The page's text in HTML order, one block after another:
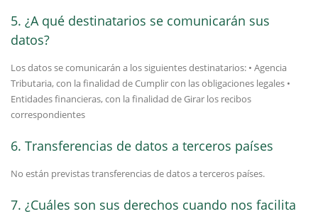
5. ¿A qué destinatarios se comunicarán sus
datos?
Los datos se comunicarán a los siguientes destinatarios: • Agencia
Tributaria, con la finalidad de Cumplir con las obligaciones legales •
Entidades financieras, con la finalidad de Girar los recibos
correspondientes
6. Transferencias de datos a terceros países
No están previstas transferencias de datos a terceros países.
7. ¿Cuáles son sus derechos cuando nos facilita